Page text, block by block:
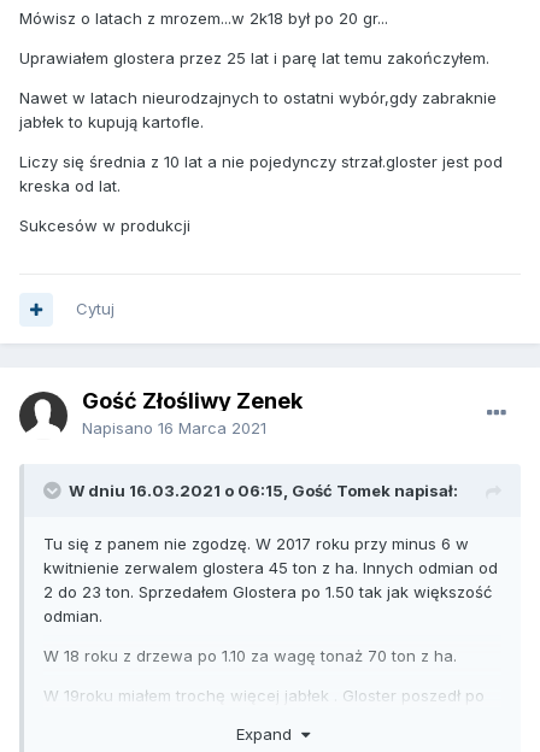
W tym sezonie mam jeszcze komorę glostera. Licze że
handlować. Słaba jędrność odmian typu gala golden Prince.
kiedy my tego chcemy i pan panie proroku powinien to
dobrze wiedzieć.
P.s po obecnej zimie gdzie miałem minus 27 C w sadach
też się obawiam żeby nie porobiły się miękkie...
Gloster zdrów.
Mówisz o latach z mrozem...w 2k18 był po 20 gr...
Uprawiałem glostera przez 25 lat i parę lat temu zakończyłem.
Nawet w latach nieurodzajnych to ostatni wybór,gdy zabraknie
jabłek to kupują kartofle.
Liczy się średnia z 10 lat a nie pojedynczy strzał.gloster jest pod
kreska od lat.
Sukcesów w produkcji
Cytuj
Gość Złośliwy Zenek
Napisano 16 Marca 2021
W dniu 16.03.2021 o 06:15, Gość Tomek napisał:
Tu się z panem nie zgodzę. W 2017 roku przy minus 6 w
kwitnienie zerwalem glostera 45 ton z ha. Innych odmian od
2 do 23 ton. Sprzedałem Glostera po 1.50 tak jak większość
odmian.
W 18 roku z drzewa po 1.10 za wagę tonaż 70 ton z ha.
W 19roku miałem trochę więcej jabłek . Gloster poszedł po
Expand